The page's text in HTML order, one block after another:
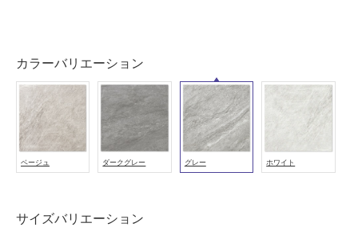
カラーバリエーション
ベージュ ダークグレー グレー ホワイト
サイズバリエーション
(寒
地
用